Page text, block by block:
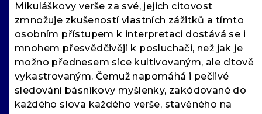
Mikuláškovy verše za své, jejich citovost
zmnožuje zkušeností vlastních zážitků a tímto
osobním přístupem k interpretaci dostává se i
mnohem přesvědčivěji k posluchači, než jak je
možno přednesem sice kultivovaným, ale citově
vykastrovaným. Čemuž napomáhá i pečlivé
sledování básníkovy myšlenky, zakódované do
každého slova každého verše, stavěného na